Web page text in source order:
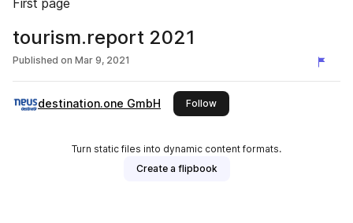
First page
tourism.report 2021
Published on Mar 9, 2021
destination.one GmbH Followthis publisher
Turn static files into dynamic content formats.
Create a flipbook